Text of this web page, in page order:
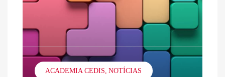
ACADEMIA CEDIS NOTÍCIAS